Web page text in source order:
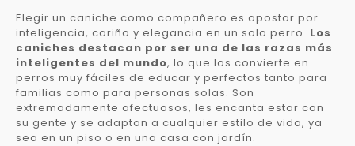
Elegir un caniche como compañero es apostar por
inteligencia, cariño y elegancia en un solo perro. Los
caniches destacan por ser una de las razas más
inteligentes del mundo, lo que los convierte en
perros muy fáciles de educar y perfectos tanto para
familias como para personas solas. Son
extremadamente afectuosos, les encanta estar con
su gente y se adaptan a cualquier estilo de vida, ya
sea en un piso o en una casa con jardín.